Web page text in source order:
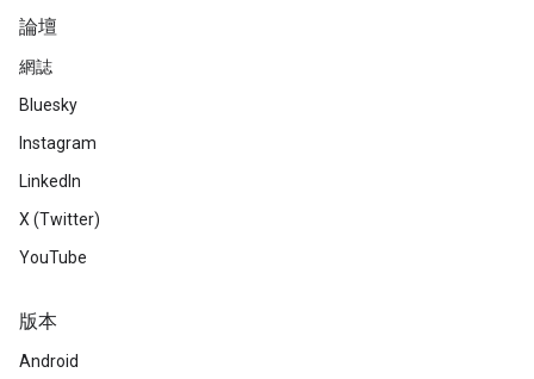
論壇
網誌
Bluesky
Instagram
LinkedIn
X (Twitter)
YouTube
版本
Android